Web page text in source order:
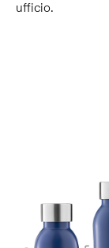
ufficio.